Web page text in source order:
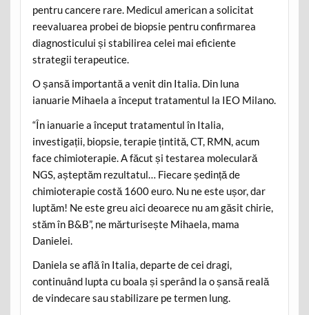
pentru cancere rare. Medicul american a solicitat
reevaluarea probei de biopsie pentru confirmarea
diagnosticului și stabilirea celei mai eficiente
strategii terapeutice.
O șansă importantă a venit din Italia. Din luna
ianuarie Mihaela a început tratamentul la IEO Milano.
“În ianuarie a început tratamentul în Italia,
investigații, biopsie, terapie țintită, CT, RMN, acum
face chimioterapie. A făcut și testarea moleculară
NGS, așteptăm rezultatul… Fiecare ședință de
chimioterapie costă 1600 euro. Nu ne este ușor, dar
luptăm! Ne este greu aici deoarece nu am găsit chirie,
stăm în B&B”, ne mărturisește Mihaela, mama
Danielei.
Daniela se află în Italia, departe de cei dragi,
continuând lupta cu boala și sperând la o șansă reală
de vindecare sau stabilizare pe termen lung.